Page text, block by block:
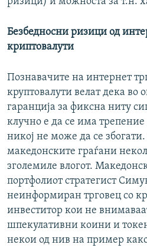
Безбедносни ризици од
криптовалути
Познавачите на интернет
круптовалути велат дека во
гаранција за фиксна ниту
клучно е да се има
никој не може да се
македонските граѓани
зголемиле влогот.
портфолиот стратегист
неинформиран трговец со
инвеститор кои не
шпекулативни коини и
некои од нив на пример